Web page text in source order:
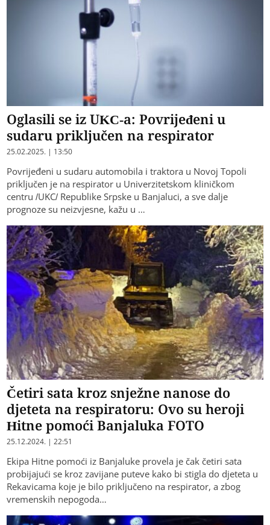
Oglasili se iz UKC-a: Povrijeđeni u
sudaru priključen na respirator
25.02.2025. | 13:50
Povrijeđeni u sudaru automobila i traktora u Novoj Topoli
priključen je na respirator u Univerzitetskom kliničkom
centru /UKC/ Republike Srpske u Banjaluci, a sve dalje
prognoze su neizvjesne, kažu u …
Četiri sata kroz snježne nanose do
djeteta na respiratoru: Ovo su heroji
Hitne pomoći Banjaluka FOTO
25.12.2024. | 22:51
Ekipa Hitne pomoći iz Banjaluke provela je čak četiri sata
probijajući se kroz zavijane puteve kako bi stigla do djeteta u
Rekavicama koje je bilo priključeno na respirator, a zbog
vremenskih nepogoda…